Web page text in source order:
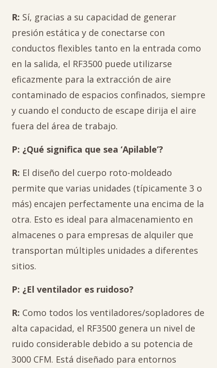
R: Sí, gracias a su capacidad de generar
presión estática y de conectarse con
conductos flexibles tanto en la entrada como
en la salida, el RF3500 puede utilizarse
eficazmente para la extracción de aire
contaminado de espacios confinados, siempre
y cuando el conducto de escape dirija el aire
fuera del área de trabajo.
P: ¿Qué significa que sea ‘Apilable’?
R: El diseño del cuerpo roto-moldeado
permite que varias unidades (típicamente 3 o
más) encajen perfectamente una encima de la
otra. Esto es ideal para almacenamiento en
almacenes o para empresas de alquiler que
transportan múltiples unidades a diferentes
sitios.
P: ¿El ventilador es ruidoso?
R: Como todos los ventiladores/sopladores de
alta capacidad, el RF3500 genera un nivel de
ruido considerable debido a su potencia de
3000 CFM. Está diseñado para entornos